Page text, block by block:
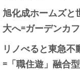
旭化成ホームズ
大へ=ガーデンカ
リノべると東急
=「職住遊」融合